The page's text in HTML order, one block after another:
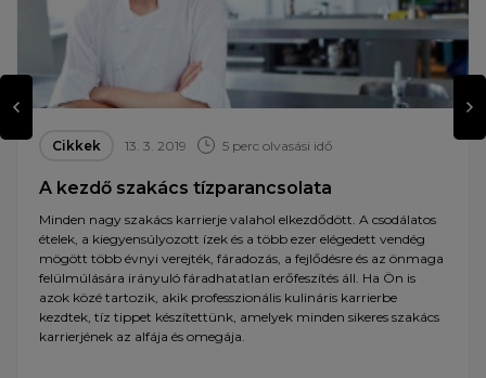
Cikkek 13. 3. 2019 5 perc olvasási idő
A kezdő szakács tízparancsolata
Minden nagy szakács karrierje valahol elkezdődött. A csodálatos
ételek, a kiegyensúlyozott ízek és a több ezer elégedett vendég
mögött több évnyi verejték, fáradozás, a fejlődésre és az önmaga
felülmúlására irányuló fáradhatatlan erőfeszítés áll. Ha Ön is
azok közé tartozik, akik professzionális kulináris karrierbe
kezdtek, tíz tippet készítettünk, amelyek minden sikeres szakács
karrierjének az alfája és omegája.